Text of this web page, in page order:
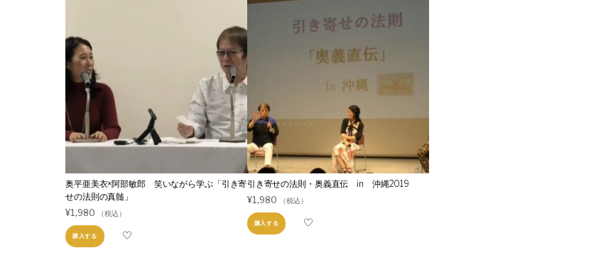
奥平亜美衣×阿部敏郎 笑いながら学ぶ「引き寄
せの法則の真髄」
¥1,980 （税込）
購入する
引き寄せの法則・奥義直伝 in 沖縄2019
¥1,980 （税込）
購入する